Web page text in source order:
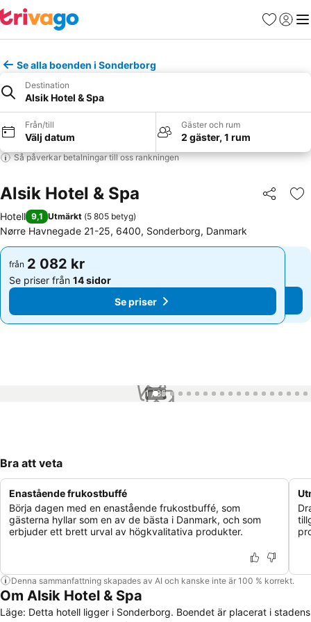
Favoriter
Logga
Se alla boenden i Sonderborg
Destination
Alsik Hotel & Spa
Från/till
Välj datum
Gäster och rum
2 gäster, 1 rum
Så påverkar betalningar till oss rankningen
Alsik Hotel & Spa Dela
Hotell 9,1 Utmärkt (5 805 betyg)
Nørre Havnegade 21-25, 6400, Sonderborg, Danmark
från 2 082 kr
Se priser från 14 sidor
Se priser
från 2 082 kr
Se priser från 14 sidor
Se priser
1 / 85
Bra att veta
Enastående frukostbuffé
Börja dagen med en enastående frukostbuffé, som
gästerna hyllar som en av de bästa i Danmark, och som
erbjuder ett brett urval av högkvalitativa produkter.
Denna sammanfattning skapades av AI och kanske inte är 100 % korrekt.
Om Alsik Hotel & Spa
Läge: Detta hotell ligger i Sonderborg. Boendet är placerat i stadens